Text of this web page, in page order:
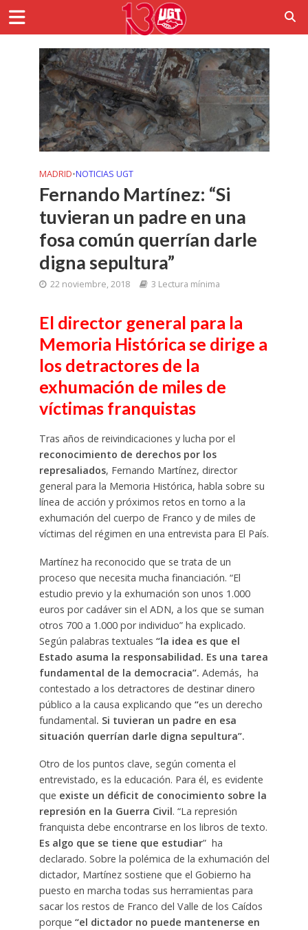
MADRID•NOTICIAS UGT
Fernando Martínez: “Si
tuvieran un padre en una
fosa común querrían darle
digna sepultura”
22 noviembre, 2018 3 Lectura mínima
El director general para la
Memoria Histórica se dirige a
los detractores de la
exhumación de miles de
víctimas franquistas
Tras años de reivindicaciones y lucha por el
reconocimiento de derechos por los
represaliados, Fernando Martínez, director
general para la Memoria Histórica, habla sobre su
línea de acción y próximos retos en torno a la
exhumación del cuerpo de Franco y de miles de
víctimas del régimen en una entrevista para El País.
Martínez ha reconocido que se trata de un
proceso que necesita mucha financiación. “El
estudio previo y la exhumación son unos 1.000
euros por cadáver sin el ADN, a los que se suman
otros 700 a 1.000 por individuo” ha explicado.
Según palabras textuales “la idea es que el
Estado asuma la responsabilidad. Es una tarea
fundamental de la democracia”. Además, ha
contestado a los detractores de destinar dinero
público a la causa explicando que “es un derecho
fundamental. Si tuvieran un padre en esa
situación querrían darle digna sepultura”.
Otro de los puntos clave, según comenta el
entrevistado, es la educación. Para él, es evidente
que existe un déficit de conocimiento sobre la
represión en la Guerra Civil. “La represión
franquista debe encontrarse en los libros de texto.
Es algo que se tiene que estudiar” ha
declarado. Sobre la polémica de la exhumación del
dictador, Martínez sostiene que el Gobierno ha
puesto en marcha todas sus herramientas para
sacar los restos de Franco del Valle de los Caídos
porque “el dictador no puede mantenerse en